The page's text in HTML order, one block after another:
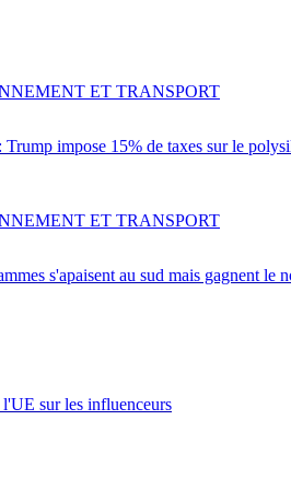
Trump impose 15% de taxes sur le
ET TRANSPORT
s'apaisent au sud mais gagnent le
ET TRANSPORT
sur les influenceurs